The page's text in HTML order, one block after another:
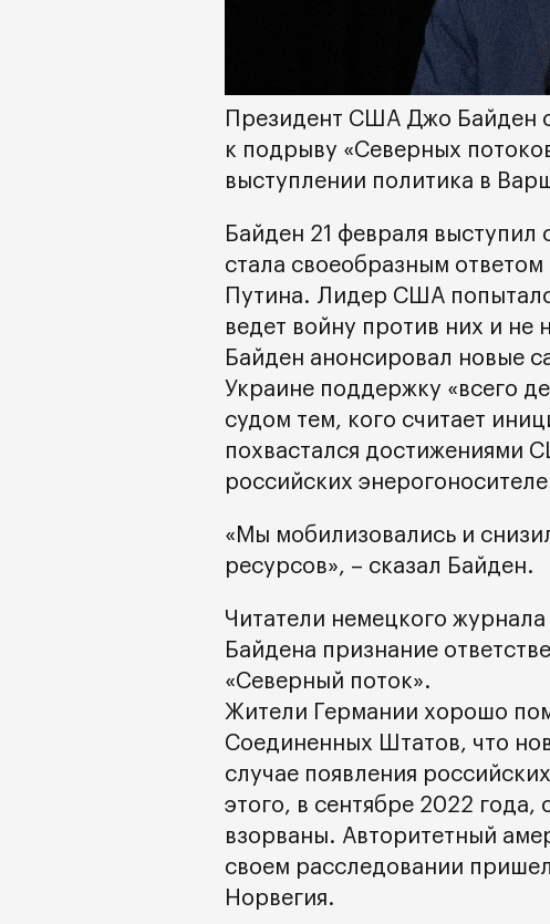
Президент США Джо Байден
к подрыву «Северных
выступлении политика в
Байден 21 февраля выступил
стала своеобразным
Путина. Лидер США
ведет войну против них и не
Байден анонсировал новые
Украине поддержку «всего
судом тем, кого считает
похвастался достижениями
российских
«Мы мобилизовались и
ресурсов», – сказал Байден.
Читатели немецкого
Байдена признание
«Северный поток».
Жители Германии хорошо
Соединенных Штатов, что
случае появления
этого, в сентябре 2022
взорваны. Авторитетный
своем расследовании
Норвегия.